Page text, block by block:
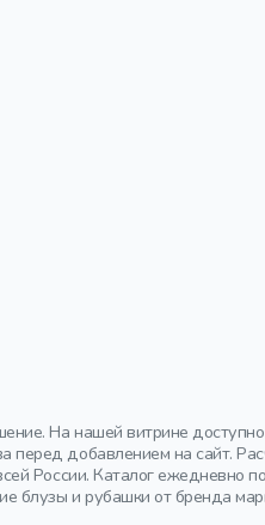
На нашей витрине
добавлением на сайт.
России. Каталог ежедневно
блузы и рубашки от бренда